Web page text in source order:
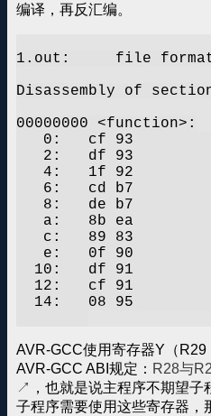
编译，再反汇编。
1.out:     file
Disassembly of
00000000 <function>:
   0:	cf 93       	push	r28
   2:	df 93       	push	r29
   4:	1f 92       	push	r1
   6:	cd b7       	in	r28, 0x3d	; 61
   8:	de b7       	in	r29, 0x3e	; 62
   a:	8b ea       	ldi	r24, 0xAB	; 171
   c:	89 83       	std	Y+1, r24	; 0x01
   e:	0f 90       	pop	r0
  10:	df 91       	pop	r29
  12:	cf 91       	pop	r28
  14:	08 95       	ret
AVR-GCC使用寄存器Y（R29
AVR-GCC ABI规定： R28与
，也就是说主程序不期望
子程序需要使用这些寄存器，